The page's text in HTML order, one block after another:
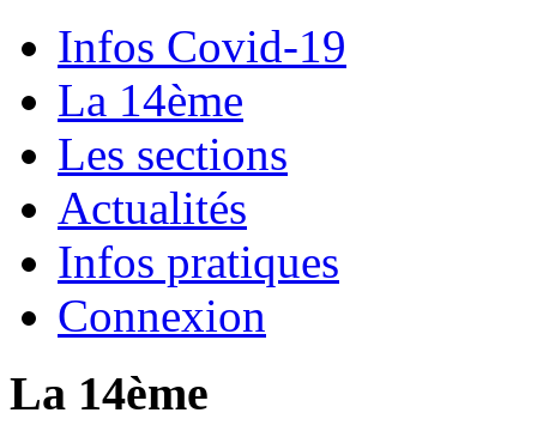
Infos Covid-19
La 14ème
Les sections
Actualités
Infos pratiques
Connexion
La 14ème